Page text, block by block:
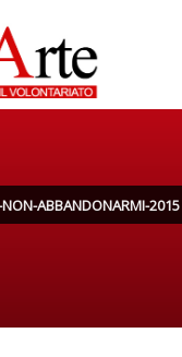
ABBANDONARMI-2015